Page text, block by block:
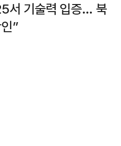
서 기술력 입증… 북
”